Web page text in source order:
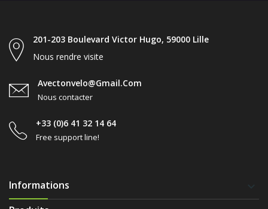
201-203 Boulevard Victor Hugo, 59000 Lille
Nous rendre visite
Avectonvelo@gmail.com
Nous contacter
+33 (0)6 41 32 14 64
Free support line!
Informations